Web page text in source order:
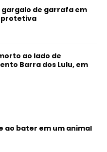
de garrafa em
protetiva
ao lado de
Barra dos Lulu, em
ao bater em um animal